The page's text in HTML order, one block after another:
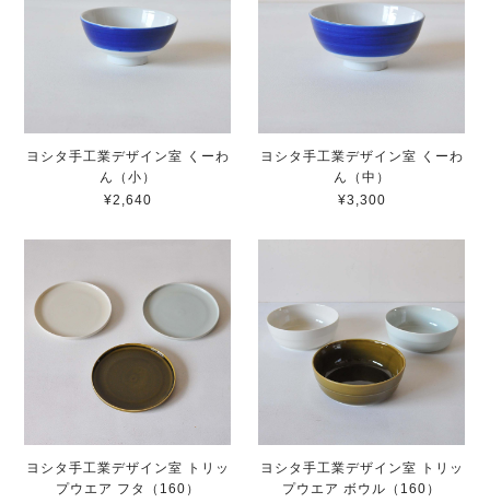
ヨシタ手工業デザイン室 くーわ
ん（小）
¥2,640
ヨシタ手工業デザイン室 くーわ
ん（中）
¥3,300
ヨシタ手工業デザイン室 トリッ
プウエア フタ（160）
ヨシタ手工業デザイン室 トリッ
プウエア ボウル（160）